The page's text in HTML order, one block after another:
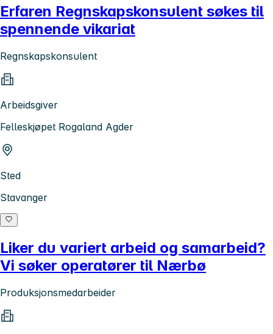
Erfaren Regnskapskonsulent søkes til
spennende vikariat
Regnskapskonsulent
Arbeidsgiver
Felleskjøpet Rogaland Agder
Sted
Stavanger
Liker du variert arbeid og samarbeid?
Vi søker operatører til Nærbø
Produksjonsmedarbeider